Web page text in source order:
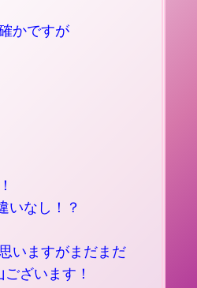
かですが
いなし！？
いますがまだまだ
ざいます！